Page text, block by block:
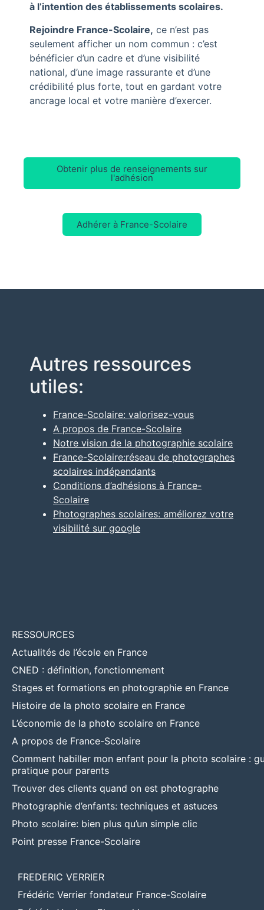
à l’intention des établissements scolaires.
Rejoindre France-Scolaire, ce n’est pas
seulement afficher un nom commun : c’est
bénéficier d’un cadre et d’une visibilité
national, d’une image rassurante et d’une
crédibilité plus forte, tout en gardant votre
ancrage local et votre manière d’exercer.
Obtenir plus de renseignements sur
l'adhésion
Adhérer à France-Scolaire
Autres ressources
utiles:
France-Scolaire: valorisez-vous
A propos de France-Scolaire
Notre vision de la photographie scolaire
France-Scolaire:réseau de photographes
scolaires indépendants
Conditions d’adhésions à France-
Scolaire
Photographes scolaires: améliorez votre
visibilité sur google
RESSOURCES
Actualités de l’école en France
CNED : définition, fonctionnement
Stages et formations en photographie en France
Histoire de la photo scolaire en France
L’économie de la photo scolaire en France
A propos de France-Scolaire
Comment habiller mon enfant pour la photo scolaire :
pratique pour parents
Trouver des clients quand on est photographe
Photographie d’enfants: techniques et astuces
Photo scolaire: bien plus qu’un simple clic
Point presse France-Scolaire
FREDERIC VERRIER
Frédéric Verrier fondateur France-Scolaire